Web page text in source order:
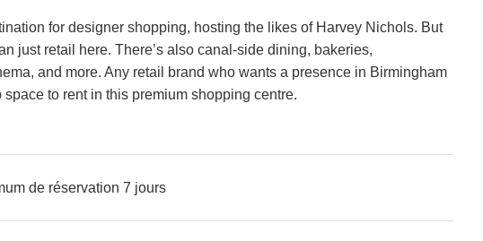
for designer shopping, hosting the likes of Harvey Nichols. But
just retail here. There’s also canal-side dining, bakeries,
and more. Any retail brand who wants a presence in Birmingham
space to rent in this premium shopping centre.
de réservation 7 jours